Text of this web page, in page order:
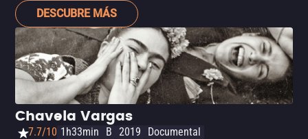
muerte de su padre, encontrando reconciliación y
compartiendo su duradero legado musical. Este filme es
una celebración de la música, la familia y el poder de
sanar a través del arte.
DESCUBRE MÁS
Chavela Vargas
7.7/10 1h33min B 2019
Documental